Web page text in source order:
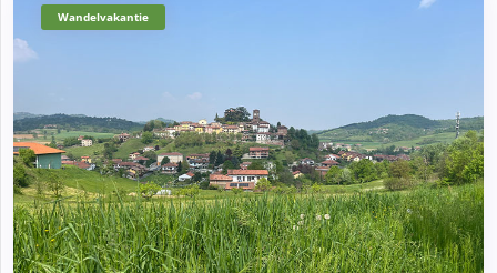
Wandelvakantie